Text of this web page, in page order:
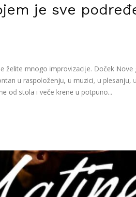
je sve
želite mnogo improvizacije. Doček Nove
u raspoloženju, u muzici, u plesanju,
od stola i veče krene u potpuno...